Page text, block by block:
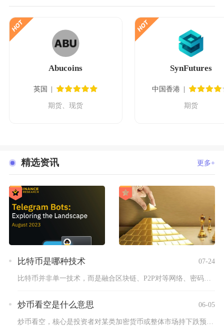
Abucoins
英国
期货、现货
SynFutures
中国香港
期货
精选资讯 更多+
比特币是哪种技术 07-24
比特币并非单一技术，而是融合区块链、P2P对等网络、密码学算...
炒币看空是什么意思 06-05